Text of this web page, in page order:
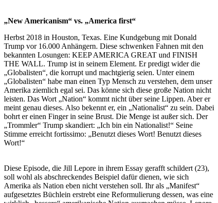
„New Americanism“ vs. „America first“
Herbst 2018 in Houston, Texas. Eine Kundgebung mit Donald
Trump vor 16.000 Anhängern. Diese schwenken Fahnen mit den
bekannten Losungen: KEEP AMERICA GREAT und FINISH
THE WALL. Trump ist in seinem Element. Er predigt wider die
„Globalisten“, die korrupt und machtgierig seien. Unter einem
„Globalisten“ habe man einen Typ Mensch zu verstehen, dem unser
Amerika ziemlich egal sei. Das könne sich diese große Nation nicht
leisten. Das Wort „Nation“ kommt nicht über seine Lippen. Aber er
meint genau dieses. Also bekennt er, ein „Nationalist“ zu sein. Dabei
bohrt er einen Finger in seine Brust. Die Menge ist außer sich. Der
„Trommler“ Trump skandiert: „Ich bin ein Nationalist!“ Seine
Stimme erreicht fortissimo: „Benutzt dieses Wort! Benutzt dieses
Wort!“
Diese Episode, die Jill Lepore in ihrem Essay gerafft schildert (23),
soll wohl als abschreckendes Beispiel dafür dienen, wie sich
Amerika als Nation eben nicht verstehen soll. Ihr als „Manifest“
aufgesetztes Büchlein erstrebt eine Reformulierung dessen, was eine